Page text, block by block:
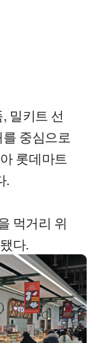
밀키트 선
중심으로
롯데마트
.
먹거리 위
다.